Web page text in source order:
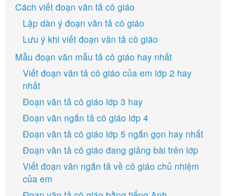
Cách viết đoạn văn tả cô giáo
Lập dàn ý đoạn văn tả cô giáo
Lưu ý khi viết đoạn văn tả cô giáo
Mẫu đoạn văn mẫu tả cô giáo hay nhất
Viết đoạn văn tả cô giáo của em lớp 2 hay
nhất
Đoạn văn tả cô giáo lớp 3 hay
Đoạn văn ngắn tả cô giáo lớp 4
Đoạn văn tả cô giáo lớp 5 ngắn gọn hay nhất
Đoạn văn tả cô giáo đang giảng bài trên lớp
Viết đoạn văn ngắn tả về cô giáo chủ nhiệm
của em